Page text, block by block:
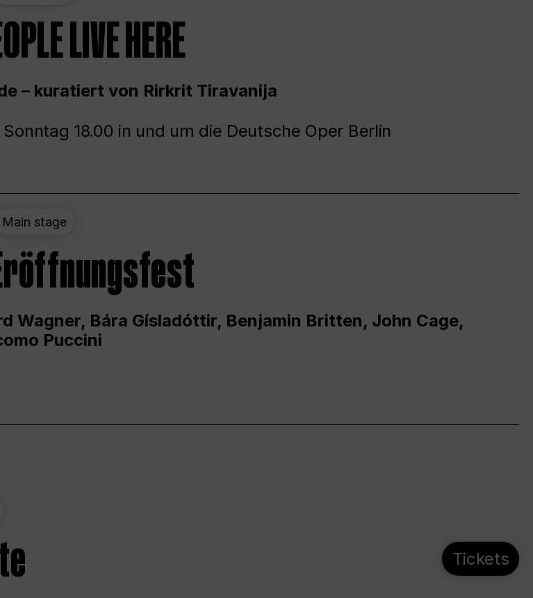
LIVE HERE
– kuratiert von Rirkrit Tiravanija
18.00 in und um die Deutsche Oper Berlin
Main stage
Wagner, Bára Gísladóttir, Benjamin Britten, John Cage,
Puccini
Tickets